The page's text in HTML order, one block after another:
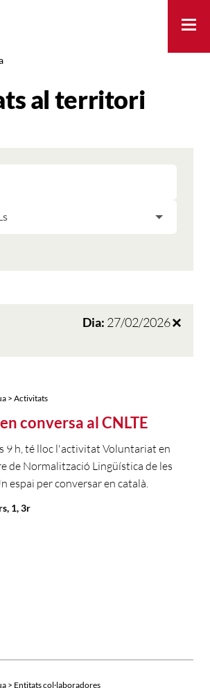
al territori
Dia: 27/02/2026
> Activitats
conversa al CNLTE
9 h, té lloc l'activitat Voluntariat en
de Normalització Lingüística de les
espai per conversar en català.
1, 3r
> Entitats col·laboradores